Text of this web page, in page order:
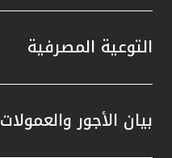
التوعية المصرفية
بيان الأجور والعمولات